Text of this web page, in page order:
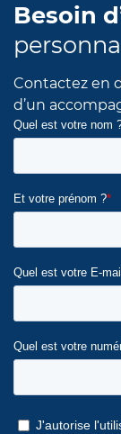
Besoin
Contactez en
d’un